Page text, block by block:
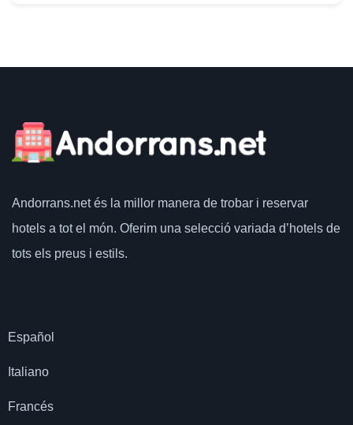
Andorrans.netés la millor manera de trobar i reservar
hotels a tot el món. Oferim una selecció variada d’hotels de
tots els preus i estils.
Español
Italiano
Francés